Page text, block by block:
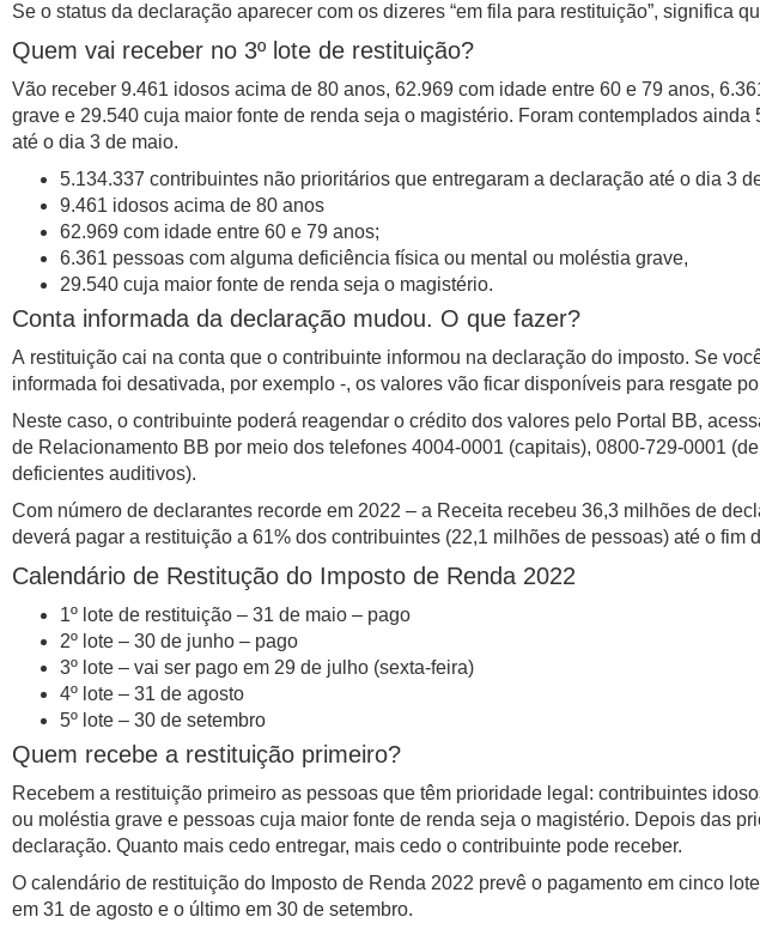
Se o status da declaração aparecer com os dizeres “em fila para restituição”, significa
Quem vai receber no 3º lote de restituição?
Vão receber 9.461 idosos acima de 80 anos, 62.969 com idade entre 60 e 79 anos,
grave e 29.540 cuja maior fonte de renda seja o magistério. Foram contemplados
até o dia 3 de maio.
5.134.337 contribuintes não prioritários que entregaram a declaração até o dia 3
9.461 idosos acima de 80 anos
62.969 com idade entre 60 e 79 anos;
6.361 pessoas com alguma deficiência física ou mental ou moléstia grave,
29.540 cuja maior fonte de renda seja o magistério.
Conta informada da declaração mudou. O que fazer?
A restituição cai na conta que o contribuinte informou na declaração do imposto. Se
informada foi desativada, por exemplo -, os valores vão ficar disponíveis para resgate
Neste caso, o contribuinte poderá reagendar o crédito dos valores pelo Portal BB,
de Relacionamento BB por meio dos telefones 4004-0001 (capitais), 0800-729-0001
deficientes auditivos).
Com número de declarantes recorde em 2022 – a Receita recebeu 36,3 milhões de
deverá pagar a restituição a 61% dos contribuintes (22,1 milhões de pessoas) até o fim
Calendário de Restitução do Imposto de Renda 2022
1º lote de restituição – 31 de maio – pago
2º lote – 30 de junho – pago
3º lote – vai ser pago em 29 de julho (sexta-feira)
4º lote – 31 de agosto
5º lote – 30 de setembro
Quem recebe a restituição primeiro?
Recebem a restituição primeiro as pessoas que têm prioridade legal: contribuintes
ou moléstia grave e pessoas cuja maior fonte de renda seja o magistério. Depois das
declaração. Quanto mais cedo entregar, mais cedo o contribuinte pode receber.
O calendário de restituição do Imposto de Renda 2022 prevê o pagamento em cinco
em 31 de agosto e o último em 30 de setembro.